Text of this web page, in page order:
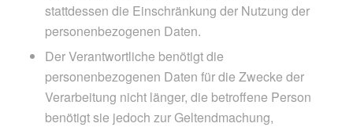
stattdessen die Einschränkung der Nutzung der
personenbezogenen Daten.
Der Verantwortliche benötigt die
personenbezogenen Daten für die Zwecke der
Verarbeitung nicht länger, die betroffene Person
benötigt sie jedoch zur Geltendmachung,